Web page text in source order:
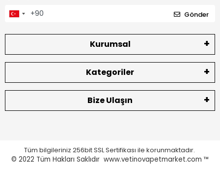
Gönder
Kurumsal
Kategoriler
Bize Ulaşın
Tüm bilgileriniz 256bit SSL Sertifikası ile korunmaktadır.
© 2022 Tüm Hakları Saklıdır www.vetinovapetmarket.com ™